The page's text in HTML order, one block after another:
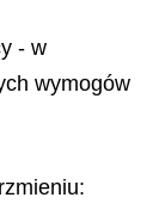
- w
wymogów